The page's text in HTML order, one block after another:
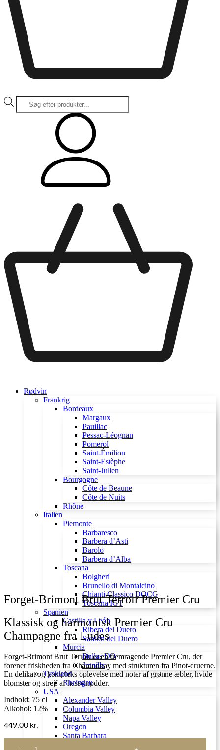
Products
search
Rødvin
Frankrig
Bordeaux
Margaux
Pauillac
Pessac-Léognan
Pomerol
Saint-Émilion
Saint-Estèphe
Saint-Julien
Bourgogne
Côte de Beaune
Côte de Nuits
Rhône
Italien
Piemonte
Barbaresco
Barbera d’Asti
Barolo
Barbera d’Alba
Toscana
Bolgheri
Brunello di Montalcino
Chianti Classico DOCG
Toscana IGT
Spanien
Castilla y León
Ribera del Duero
Sardón del Duero
Murcia
Bullas DO
Jumilla
Tyskland
Rheingau
USA
Alexander Valley
Columbia Valley
Napa Valley
Oregon
Santa Barbara
Forget-Brimont Brut Terroir Premier Cru
Klassisk og harmonisk Premier Cru
Champagne fra Ludes
Forget-Brimont Brut Terroir er en fremragende Premier Cru, der
forener friskheden fra Chardonnay med strukturen fra Pinot-druerne.
En delikat og kompleks oplevelse med noter af grønne æbler, hvide
blomster og strejf af hasselnødder.
Indhold: 75 cl
Alkohol: 12%
449,00 kr.